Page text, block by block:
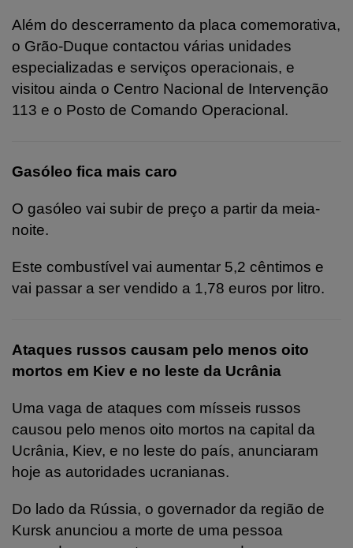
Além do descerramento da placa comemorativa,
o Grão‑Duque contactou várias unidades
especializadas e serviços operacionais, e
visitou ainda o Centro Nacional de Intervenção
113 e o Posto de Comando Operacional.
Gasóleo fica mais caro
O gasóleo vai subir de preço a partir da meia-
noite.
Este combustível vai aumentar 5,2 cêntimos e
vai passar a ser vendido a 1,78 euros por litro.
Ataques russos causam pelo menos oito
mortos em Kiev e no leste da Ucrânia
Uma vaga de ataques com mísseis russos
causou pelo menos oito mortos na capital da
Ucrânia, Kiev, e no leste do país, anunciaram
hoje as autoridades ucranianas.
Do lado da Rússia, o governador da região de
Kursk anunciou a morte de uma pessoa